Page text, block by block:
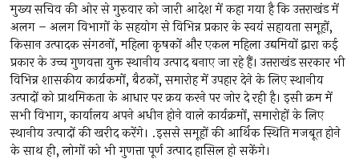
मुख्य सचिव की ओर से गुरुवार को जारी आदेश में कहा गया है कि उत्तराखंड में
अलग – अलग विभागों के सहयोग से विभिन्न प्रकार के स्वयं सहायता समूहों,
किसान उत्पादक संगठनों, महिला कृषकों और एकल महिला उद्यमियों द्वारा कई
प्रकार के उच्च गुणवत्ता युक्त स्थानीय उत्पाद बनाए जा रहे हैं। उत्तराखंड सरकार भी
विभिन्न शासकीय कार्य्रकमों, बैठकों, समारोह में उपहार देने के लिए स्थानीय
उत्पादों को प्राथमिकता के आधार पर क्रय करने पर जोर दे रही है। इसी क्रम में
सभी विभाग, कार्यालय अपने अधीन होने वाले कार्यक्रमों, समारोहों के लिए
स्थानीय उत्पादों की खरीद करेंगे। .इससे समूहों की आर्थिक स्थिति मजबूत होने
के साथ ही, लोगों को भी गुणत्ता पूर्ण उत्पाद हासिल हो सकेंगे।